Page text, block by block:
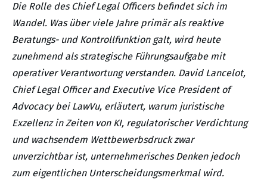
Die Rolle des Chief Legal Officers befindet sich im
Wandel. Was über viele Jahre primär als reaktive
Beratungs- und Kontrollfunktion galt, wird heute
zunehmend als strategische Führungsaufgabe mit
operativer Verantwortung verstanden. David Lancelot,
Chief Legal Officer and Executive Vice President of
Advocacy bei LawVu, erläutert, warum juristische
Exzellenz in Zeiten von KI, regulatorischer Verdichtung
und wachsendem Wettbewerbsdruck zwar
unverzichtbar ist, unternehmerisches Denken jedoch
zum eigentlichen Unterscheidungsmerkmal wird.